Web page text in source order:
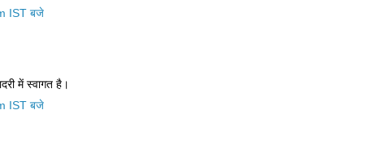
IST बजे
में स्‍वागत है।
IST बजे